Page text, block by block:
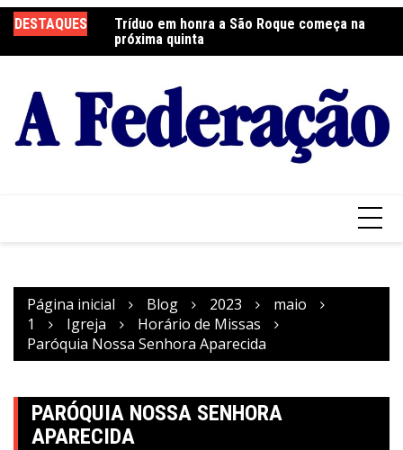
para
o
DESTAQUES
Tríduo em honra a São Roque começa na
próxima quinta
Franciscanos Seculares realizam ação
solidária
Página inicial Blog 2023
maio
1
Igreja
Horário de Missas
Paróquia Nossa Senhora Aparecida
PARÓQUIA NOSSA SENHORA
APARECIDA